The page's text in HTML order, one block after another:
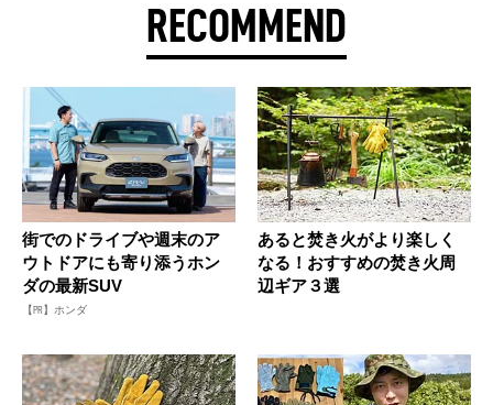
RECOMMEND
街でのドライブや週末のア
ウトドアにも寄り添うホン
ダの最新SUV
【PR】ホンダ
あると焚き火がより楽しく
なる！おすすめの焚き火周
辺ギア３選